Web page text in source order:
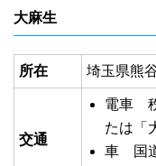
大麻生
所在 埼玉県熊
交通
電車
たは「
車 国